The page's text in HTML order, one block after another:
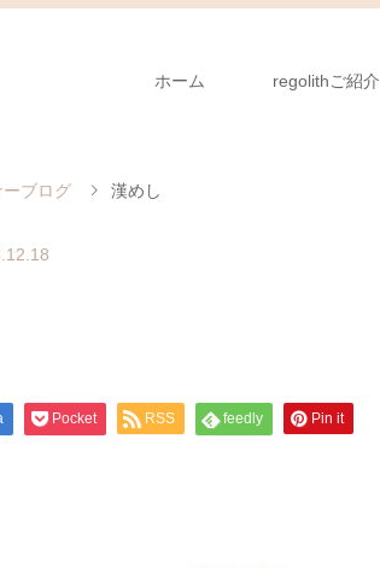
ホーム regolithご紹介
ブログ 漢めし
Pocket RSS feedly Pin it